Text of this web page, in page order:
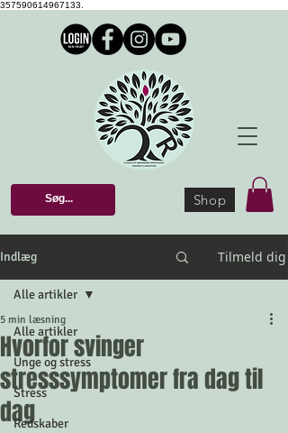
357590614967133.
Shop
Indlæg Tilmeld dig
Alle artikler
Unge og stress
Stress
Redskaber
Alle artikler
Hvorfor svinger
stresssymptomer fra dag til
dag
5 min læsning